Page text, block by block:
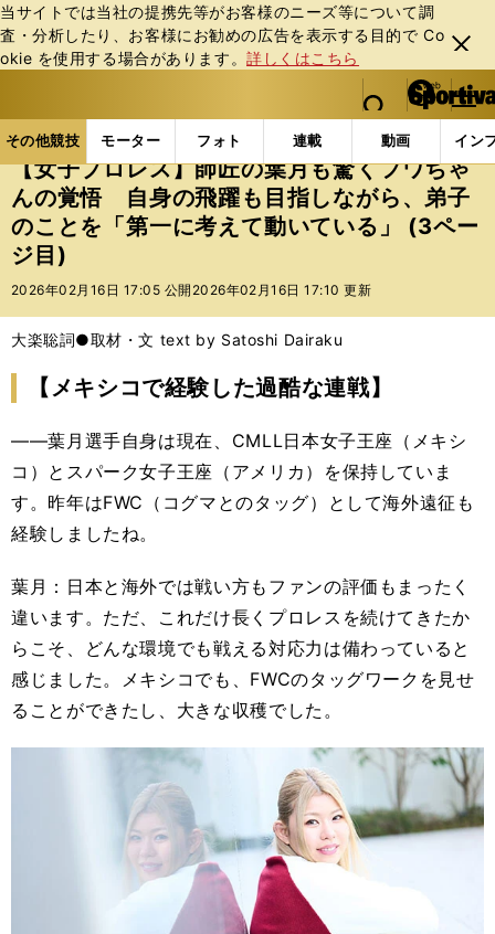
当サイトでは当社の提携先等がお客様のニーズ等について調
査・分析したり、お客様にお勧めの広告を表⽰する⽬的で Co
okie を使⽤する場合があります。詳しくはこちら
閉じ
る
web Sportiva (webスポルティーバ)
検索
マイペ
ー
ジ
メニュ
その他競技 モーター フォト 連載 動画 イン
ス
ポ
ル
テ
ィ
ー
バ
その他競技の記事一覧 格闘技 プロレス 【女子
【女子プロレス】師匠の葉月も驚くフワちゃ
んの覚悟 自身の飛躍も目指しながら、弟子
のことを「第一に考えて動いている」 (3ペー
ジ目)
2026年02月16日 17:05 公開 2026年02月16日 17:10 更新
大楽聡詞●取材・文 text by Satoshi Dairaku
【メキシコで経験した過酷な連戦】
――葉月選手自身は現在、CMLL日本女子王座（メキシ
コ）とスパーク女子王座（アメリカ）を保持していま
す。昨年はFWC（コグマとのタッグ）として海外遠征も
経験しましたね。
葉月：日本と海外では戦い方もファンの評価もまったく
違います。ただ、これだけ長くプロレスを続けてきたか
らこそ、どんな環境でも戦える対応力は備わっていると
感じました。メキシコでも、FWCのタッグワークを見せ
ることができたし、大きな収穫でした。